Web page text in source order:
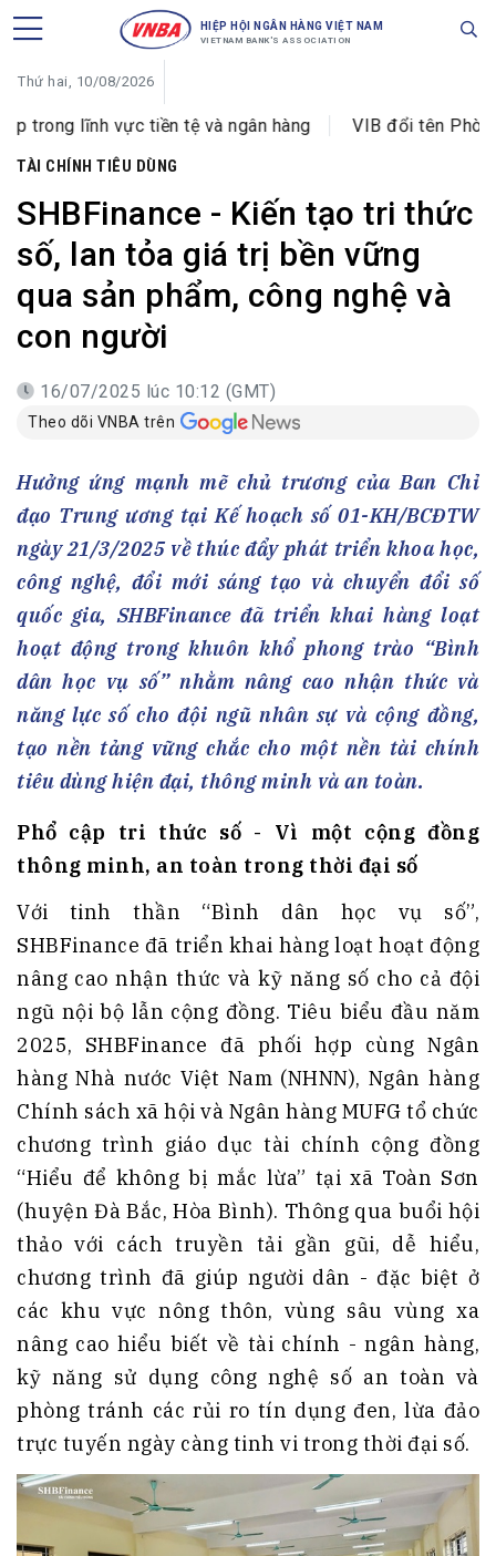
HIỆP HỘI NGÂN HÀNG VIỆT NAM
VIETNAM BANK'S ASSOCIATION
Thứ hai, 10/08/2026
vực tiền tệ và ngân hàng VIB đổi tên Phòng giao dịch
TÀI CHÍNH TIÊU DÙNG
SHBFinance - Kiến tạo tri thức
số, lan tỏa giá trị bền vững
qua sản phẩm, công nghệ và
con người
16/07/2025 lúc 10:12 (GMT)
Theo dõi VNBA trên
Hưởng ứng mạnh mẽ chủ trương của Ban Chỉ
đạo Trung ương tại Kế hoạch số 01-KH/BCĐTW
ngày 21/3/2025 về thúc đẩy phát triển khoa học,
công nghệ, đổi mới sáng tạo và chuyển đổi số
quốc gia, SHBFinance đã triển khai hàng loạt
hoạt động trong khuôn khổ phong trào “Bình
dân học vụ số” nhằm nâng cao nhận thức và
năng lực số cho đội ngũ nhân sự và cộng đồng,
tạo nền tảng vững chắc cho một nền tài chính
tiêu dùng hiện đại, thông minh và an toàn.
Phổ cập tri thức số - Vì một cộng đồng
thông minh, an toàn trong thời đại số
Với tinh thần “Bình dân học vụ số”,
SHBFinance đã triển khai hàng loạt hoạt động
nâng cao nhận thức và kỹ năng số cho cả đội
ngũ nội bộ lẫn cộng đồng. Tiêu biểu đầu năm
2025, SHBFinance đã phối hợp cùng Ngân
hàng Nhà nước Việt Nam (NHNN), Ngân hàng
Chính sách xã hội và Ngân hàng MUFG tổ chức
chương trình giáo dục tài chính cộng đồng
“Hiểu để không bị mắc lừa” tại xã Toàn Sơn
(huyện Đà Bắc, Hòa Bình). Thông qua buổi hội
thảo với cách truyền tải gần gũi, dễ hiểu,
chương trình đã giúp người dân - đặc biệt ở
các khu vực nông thôn, vùng sâu vùng xa
nâng cao hiểu biết về tài chính - ngân hàng,
kỹ năng sử dụng công nghệ số an toàn và
phòng tránh các rủi ro tín dụng đen, lừa đảo
trực tuyến ngày càng tinh vi trong thời đại số.